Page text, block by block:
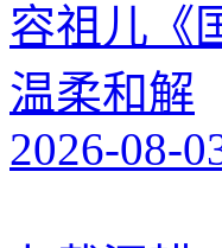
容祖儿《
温柔和解
2026-08-